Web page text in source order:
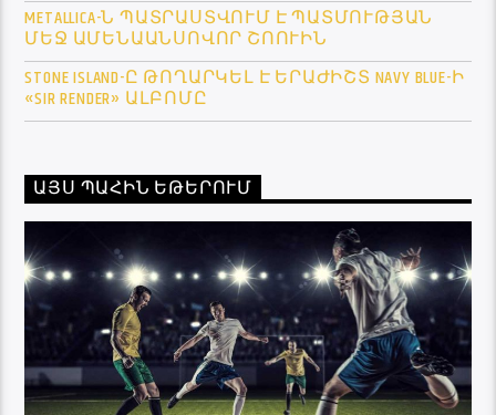
METALLICA-Ն ՊԱՏՐԱՍՏՎՈՒՄ Է ՊԱՏՄՈՒԹՅԱՆ
ՄԵՋ ԱՄԵՆԱԱՆՍՈՎՈՐ ՇՈՈՒԻՆ
STONE ISLAND-Ը ԹՈՂԱՐԿԵԼ Է ԵՐԱԺԻՇՏ NAVY BLUE-Ի
«SIR RENDER» ԱԼԲՈՄԸ
ԱՅՍ ՊԱՀԻՆ ԵԹԵՐՈՒՄ